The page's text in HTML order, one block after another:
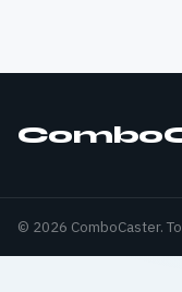
© 2026 ComboCaster.